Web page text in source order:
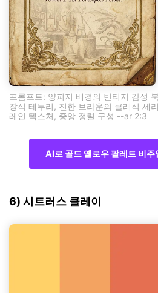
프롬프트: 양피지 배경의 빈티지 감성
장식 테두리, 진한 브라운의 클래식 세
레인 텍스처, 중앙 정렬 구성 --ar 2:3
AI로 골드 옐로우 팔레트 비주
6) 시트러스 클레이